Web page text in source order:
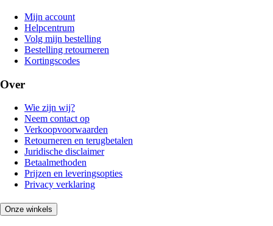
Mijn account
Helpcentrum
Volg mijn bestelling
Bestelling retourneren
Kortingscodes
Over
Wie zijn wij?
Neem contact op
Verkoopvoorwaarden
Retourneren en terugbetalen
Juridische disclaimer
Betaalmethoden
Prijzen en leveringsopties
Privacy verklaring
Onze winkels